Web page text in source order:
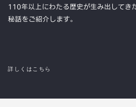
110年以上にわたる歴史が生み出してき
秘話をご紹介します。
詳しくはこちら